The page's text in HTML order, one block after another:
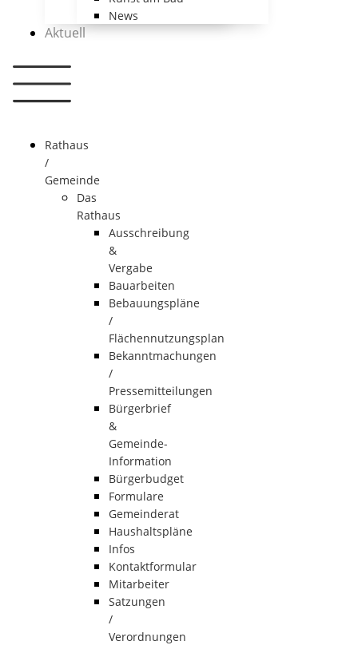
News
Aktuell
Rathaus
/
Gemeinde
Das
Rathaus
Ausschreibung
&
Vergabe
Bauarbeiten
Bebauungspläne
/
Flächennutzungsplan
Bekanntmachungen
/
Pressemitteilungen
Bürgerbrief
&
Gemeinde-
Information
Bürgerbudget
Formulare
Gemeinderat
Haushaltspläne
Infos
Kontaktformular
Mitarbeiter
Satzungen
/
Verordnungen